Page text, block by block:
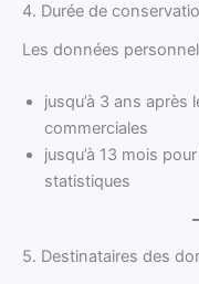
4. Durée de
Les données
jusqu’à 3 ans
commerciales
jusqu’à 13 mois
statistiques
5. Destinataires des